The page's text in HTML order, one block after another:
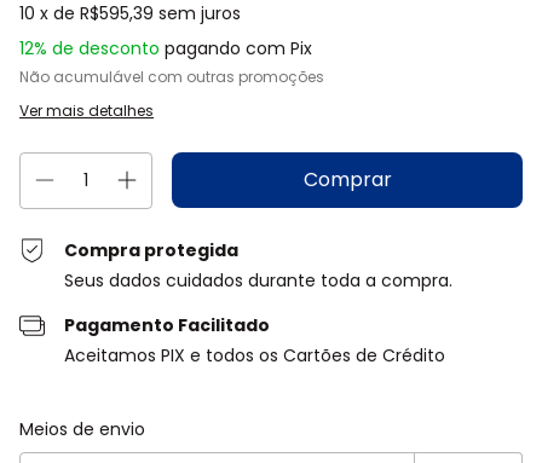
10 x de R$595,39 sem juros
12% de desconto pagando com Pix
Não acumulável com outras promoções
Ver mais detalhes
Compra protegida
Seus dados cuidados durante toda a compra.
Pagamento Facilitado
Aceitamos PIX e todos os Cartões de Crédito
Entregas para o CEP:
Meios de envio